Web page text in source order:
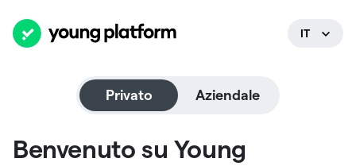
IT
Privato Aziendale
Benvenuto su Young